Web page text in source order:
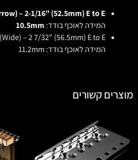
– 2-1/16" (52.5mm) E to E
המידה לאוכף בודד:10.5mm
– 2 7/32" (56.5mm) E to E
המידה לאוכף בודד: 11.2mm
מוצרים קשורים